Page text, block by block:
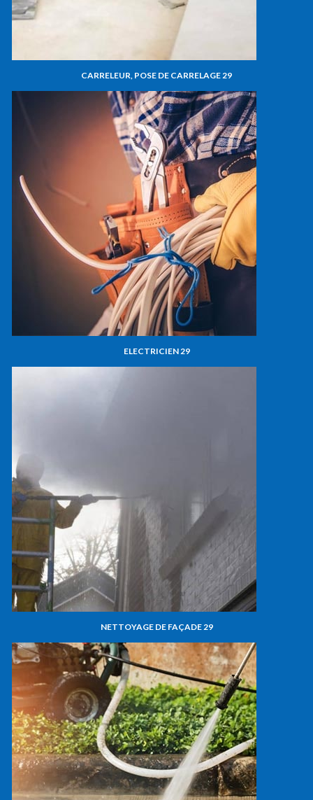
CARRELEUR, POSE DE CARRELAGE 29
ELECTRICIEN 29
NETTOYAGE DE FAÇADE 29